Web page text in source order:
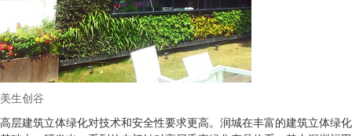
美生创谷
高层建筑立体绿化对技术和安全性要求更高。润城在丰富的建筑立体绿化